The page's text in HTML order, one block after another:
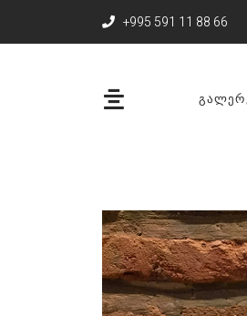
+995 591 11 88 66